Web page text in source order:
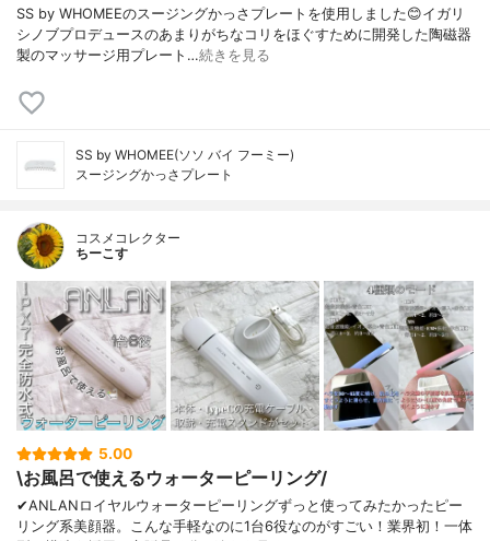
SS by WHOMEEのスージングかっさプレートを使用しました😊イガリ
シノブプロデュースのあまりがちなコリをほぐすために開発した陶磁器
製のマッサージ用プレート…続きを見る
SS by WHOMEE(ソソ バイ フーミー)
スージングかっさプレート
コスメコレクター
ちーこす
5.00
\お風呂で使えるウォーターピーリング/
✔︎ANLANロイヤルウォーターピーリングずっと使ってみたかったピー
リング系美顔器。こんな手軽なのに1台6役なのがすごい！業界初！一体